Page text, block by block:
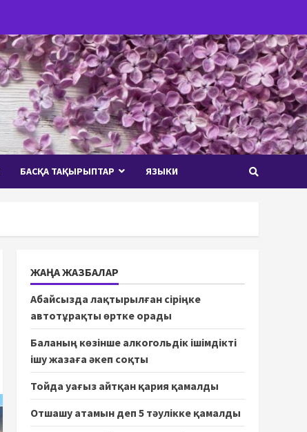
БАСҚА ТАҚЫРЫПТАР ЯЗЫКИ
ЖАҢА ЖАЗБАЛАР
Абайсызда лақтырылған сіріңке
автотұрақты өртке орады
Баланың көзінше алкогольдік ішімдікті
ішу жазаға әкеп соқты
Тойда уағыз айтқан қария қамалды
Отшашу атамын деп 5 тәулікке қамалды